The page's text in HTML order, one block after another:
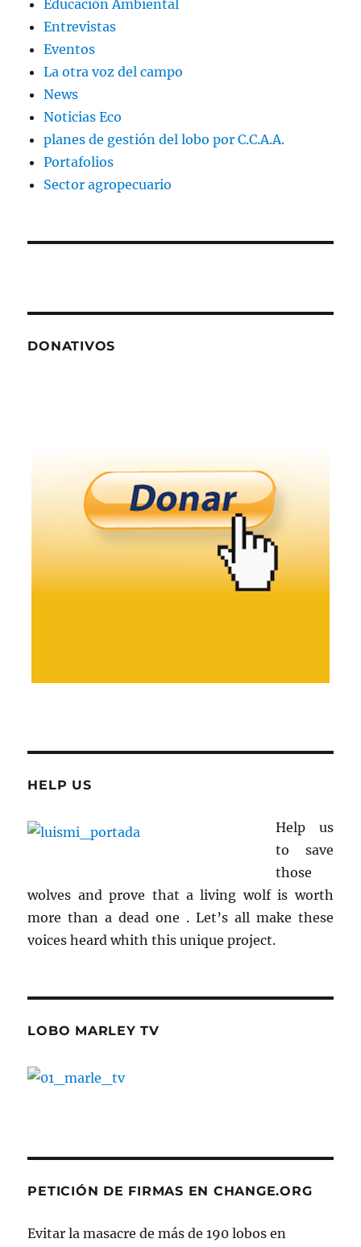
Educación Ambiental
Entrevistas
Eventos
La otra voz del campo
News
Noticias Eco
planes de gestión del lobo por C.C.A.A.
Portafolios
Sector agropecuario
DONATIVOS
HELP US
Help us
to save
those
wolves and prove that a living wolf is worth
more than a dead one . Let’s all make these
voices heard whith this unique project.
LOBO MARLEY TV
PETICIÓN DE FIRMAS EN CHANGE.ORG
Evitar la masacre de más de 190 lobos en